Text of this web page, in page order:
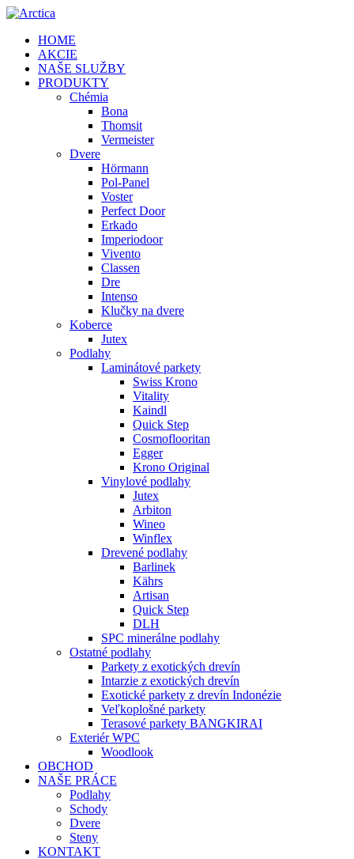
HOME
AKCIE
NAŠE SLUŽBY
PRODUKTY
Chémia
Bona
Thomsit
Vermeister
Dvere
Hörmann
Pol-Panel
Voster
Perfect Door
Erkado
Imperiodoor
Vivento
Classen
Dre
Intenso
Klučky na dvere
Koberce
Jutex
Podlahy
Laminátové parkety
Swiss Krono
Vitality
Kaindl
Quick Step
Cosmoflooritan
Egger
Krono Original
Vinylové podlahy
Jutex
Arbiton
Wineo
Winflex
Drevené podlahy
Barlinek
Kährs
Artisan
Quick Step
DLH
SPC minerálne podlahy
Ostatné podlahy
Parkety z exotických drevín
Intarzie z exotických drevín
Exotické parkety z drevín Indonézie
Veľkoplošné parkety
Terasové parkety BANGKIRAI
Exteriér WPC
Woodlook
OBCHOD
NAŠE PRÁCE
Podlahy
Schody
Dvere
Steny
KONTAKT